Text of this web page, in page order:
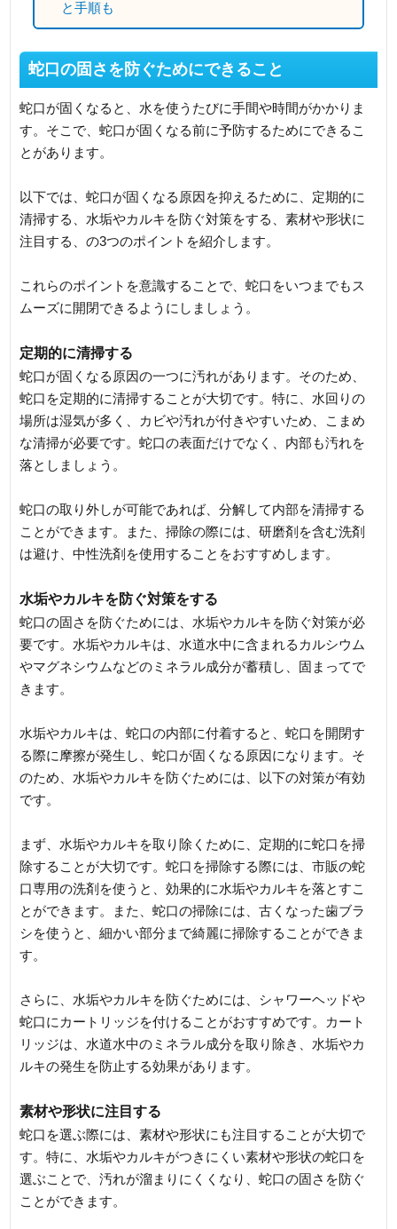
と手順も
蛇口の固さを防ぐためにできること
蛇口が固くなると、水を使うたびに手間や時間がかかりま
す。そこで、蛇口が固くなる前に予防するためにできるこ
とがあります。
以下では、蛇口が固くなる原因を抑えるために、定期的に
清掃する、水垢やカルキを防ぐ対策をする、素材や形状に
注目する、の3つのポイントを紹介します。
これらのポイントを意識することで、蛇口をいつまでもス
ムーズに開閉できるようにしましょう。
定期的に清掃する
蛇口が固くなる原因の一つに汚れがあります。そのため、
蛇口を定期的に清掃することが大切です。特に、水回りの
場所は湿気が多く、カビや汚れが付きやすいため、こまめ
な清掃が必要です。蛇口の表面だけでなく、内部も汚れを
落としましょう。
蛇口の取り外しが可能であれば、分解して内部を清掃する
ことができます。また、掃除の際には、研磨剤を含む洗剤
は避け、中性洗剤を使用することをおすすめします。
水垢やカルキを防ぐ対策をする
蛇口の固さを防ぐためには、水垢やカルキを防ぐ対策が必
要です。水垢やカルキは、水道水中に含まれるカルシウム
やマグネシウムなどのミネラル成分が蓄積し、固まってで
きます。
水垢やカルキは、蛇口の内部に付着すると、蛇口を開閉す
る際に摩擦が発生し、蛇口が固くなる原因になります。そ
のため、水垢やカルキを防ぐためには、以下の対策が有効
です。
まず、水垢やカルキを取り除くために、定期的に蛇口を掃
除することが大切です。蛇口を掃除する際には、市販の蛇
口専用の洗剤を使うと、効果的に水垢やカルキを落とすこ
とができます。また、蛇口の掃除には、古くなった歯ブラ
シを使うと、細かい部分まで綺麗に掃除することができま
す。
さらに、水垢やカルキを防ぐためには、シャワーヘッドや
蛇口にカートリッジを付けることがおすすめです。カート
リッジは、水道水中のミネラル成分を取り除き、水垢やカ
ルキの発生を防止する効果があります。
素材や形状に注目する
蛇口を選ぶ際には、素材や形状にも注目することが大切で
す。特に、水垢やカルキがつきにくい素材や形状の蛇口を
選ぶことで、汚れが溜まりにくくなり、蛇口の固さを防ぐ
ことができます。